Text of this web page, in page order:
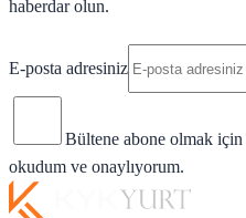
haberdar olun.
E-posta adresiniz
Bültene abone olmak için
okudum ve onaylıyorum.